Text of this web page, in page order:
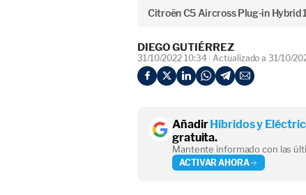
Citroën C5 Aircross Plug-in Hybrid
DIEGO GUTIÉRREZ
31/10/2022 10:34 Actualizado a 31/10/
AñadirHíbridos y
gratuita.
Mantente informado con las
ACTIVAR AHORA